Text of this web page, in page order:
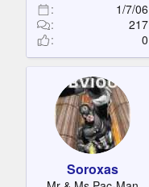
1/7/06
217
0
Soroxas